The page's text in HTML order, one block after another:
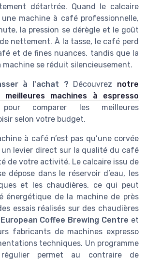
détartrée. Quand le calcaire
une machine à café professionnelle,
la pression se dérègle et le goût
nettement. À la tasse, le café perd
et de fines nuances, tandis que la
machine se réduit silencieusement.
à l'achat ? Découvrez notre
machines à espresso
comparer les meilleures
selon votre budget.
à café n’est pas qu’une corvée
un levier direct sur la qualité du café
de votre activité. Le calcaire issu de
dépose dans le réservoir d’eau, les
et les chaudières, ce qui peut
énergétique de la machine de près
essais réalisés sur des chaudières
European Coffee Brewing Centre et
fabricants de machines expresso
techniques. Un programme
permet au contraire de